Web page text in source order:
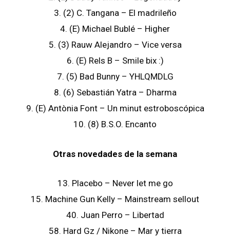
3. (2) C. Tangana – El madrileño
4. (E) Michael Bublé – Higher
5. (3) Rauw Alejandro – Vice versa
6. (E) Rels B – Smile bix :)
7. (5) Bad Bunny – YHLQMDLG
8. (6) Sebastián Yatra – Dharma
9. (E) Antònia Font – Un minut estroboscópica
10. (8) B.S.O. Encanto
Otras novedades de la semana
13. Placebo – Never let me go
15. Machine Gun Kelly – Mainstream sellout
40. Juan Perro – Libertad
58. Hard Gz / Nikone – Mar y tierra